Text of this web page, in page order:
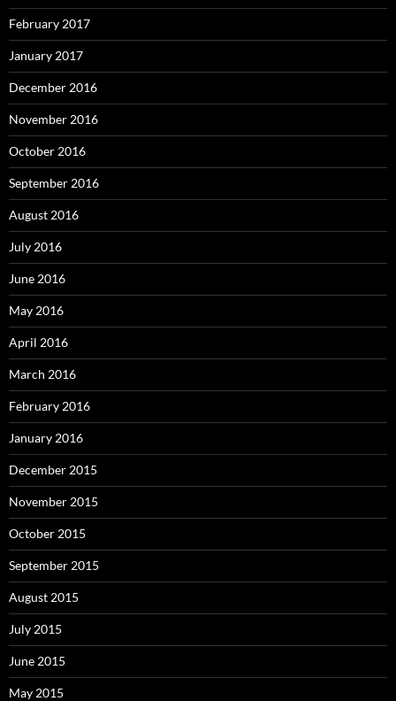
February 2017
January 2017
December 2016
November 2016
October 2016
September 2016
August 2016
July 2016
June 2016
May 2016
April 2016
March 2016
February 2016
January 2016
December 2015
November 2015
October 2015
September 2015
August 2015
July 2015
June 2015
May 2015